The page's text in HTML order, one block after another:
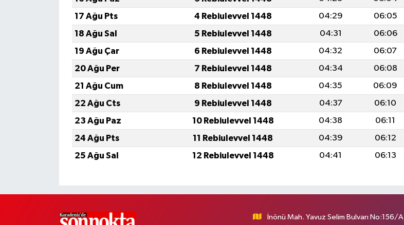
17 Ağu Pts
4 Rebiulevvel 1448 04:29 06:05
18 Ağu Sal
5 Rebiulevvel 1448 04:31 06:06
19 Ağu Çar
6 Rebiulevvel 1448 04:32 06:07
20 Ağu Per
7 Rebiulevvel 1448 04:34 06:08
21 Ağu Cum
8 Rebiulevvel 1448 04:35 06:09
22 Ağu Cts
9 Rebiulevvel 1448 04:37 06:10
23 Ağu Paz
10 Rebiulevvel 1448 04:38 06:11
24 Ağu Pts
11 Rebiulevvel 1448 04:39 06:12
25 Ağu Sal
12 Rebiulevvel 1448 04:41 06:13
İnönü Mah. Yavuz Selim Bulvarı No:156/A